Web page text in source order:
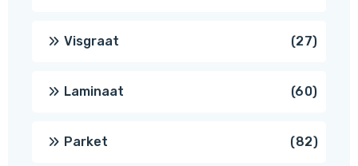
Visgraat 2727
Laminaat 6060
Parket 8282